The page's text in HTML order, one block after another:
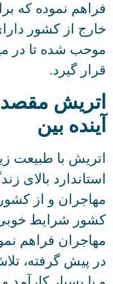
فراهم نموده که
خارج از کشور
موحب شده تا در
قرار گیرد.
اتریش
آینده بین
اتریش با طبیعت
استاندارد بالای
مهاجران و از
کشور شرایط خوبی
مهاجران فراهم
در پیش گرفته،